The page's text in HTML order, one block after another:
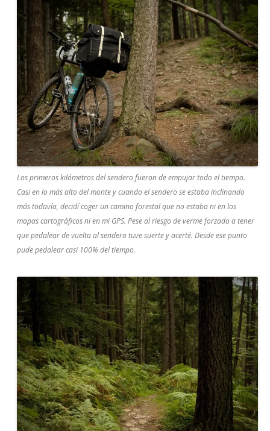
Los primeros kilómetros del sendero fueron de empujar todo el tiempo.
Casi en lo más alto del monte y cuando el sendero se estaba inclinando
más todavía, decidí coger un camino forestal que no estaba ni en los
mapas cartográficos ni en mi GPS. Pese al riesgo de verme forzado a tener
que pedalear de vuelta al sendero tuve suerte y acerté. Desde ese punto
pude pedalear casi 100% del tiempo.